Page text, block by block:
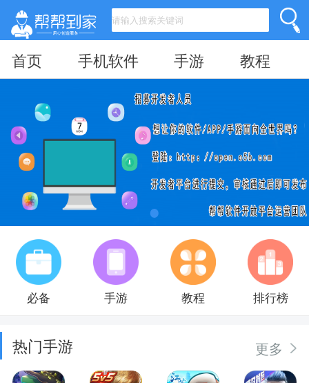
首页 手机软件 手游 教程
必备 手游 教程 排行榜
热门手游 更多